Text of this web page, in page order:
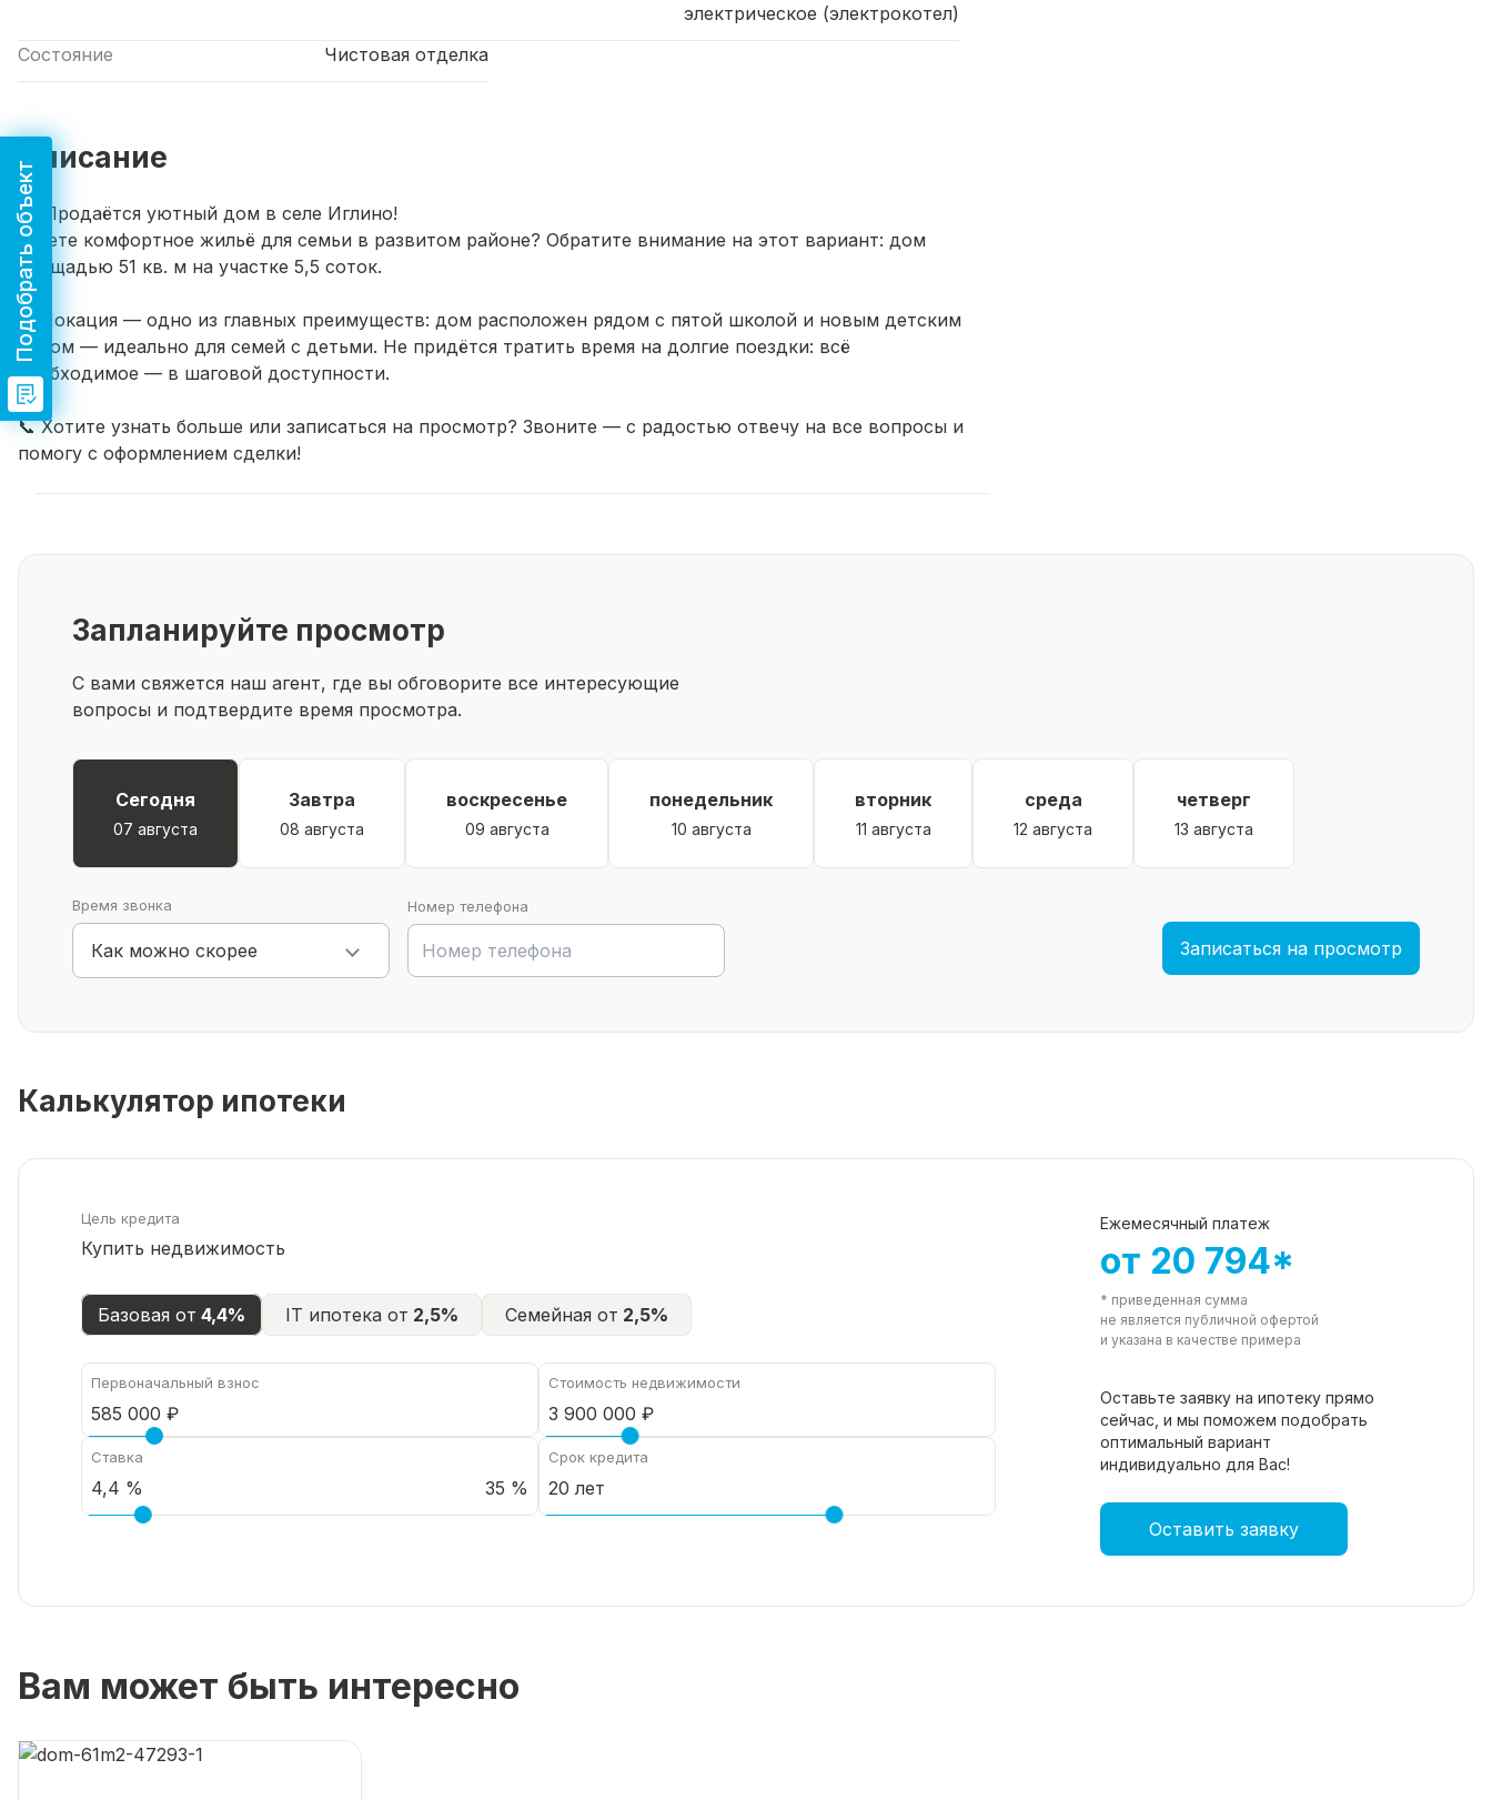
электрическое (электрокотел)
Состояние
Чистовая отделка
Описание
🏠 Продаётся уютный дом в селе Иглино!
Ищете комфортное жильё для семьи в развитом районе? Обратите внимание на этот вариант: дом
площадью 51 кв. м на участке 5,5 соток.
📍 Локация — одно из главных преимуществ: дом расположен рядом с пятой школой и новым детским
садом — идеально для семей с детьми. Не придётся тратить время на долгие поездки: всё
необходимое — в шаговой доступности.
📞 Хотите узнать больше или записаться на просмотр? Звоните — с радостью отвечу на все вопросы и
помогу с оформлением сделки!
Запланируйте просмотр
С вами свяжется наш агент, где вы обговорите все интересующие
вопросы и подтвердите время просмотра.
Сегодня
07 августа
Завтра
08 августа
воскресенье
09 августа
понедельник
10 августа
вторник
11 августа
среда
12 августа
четверг
13 августа
Время звонка
Как можно скорее
Номер телефона
Записаться на просмотр
Калькулятор ипотеки
Цель кредита
Купить недвижимость
Базовая от 4,4% IT ипотека от 2,5% Семейная от 2,5%
Первоначальный взнос Стоимость недвижимости
Ставка
35 %
Срок кредита
Ежемесячный платеж
от 20 794*
* приведенная сумма
не является публичной офертой
и указана в качестве примера
Оставьте заявку на ипотеку прямо
сейчас, и мы поможем подобрать
оптимальный вариант
индивидуально для Вас!
Оставить заявку
Вам может быть интересно
Подобрать объект